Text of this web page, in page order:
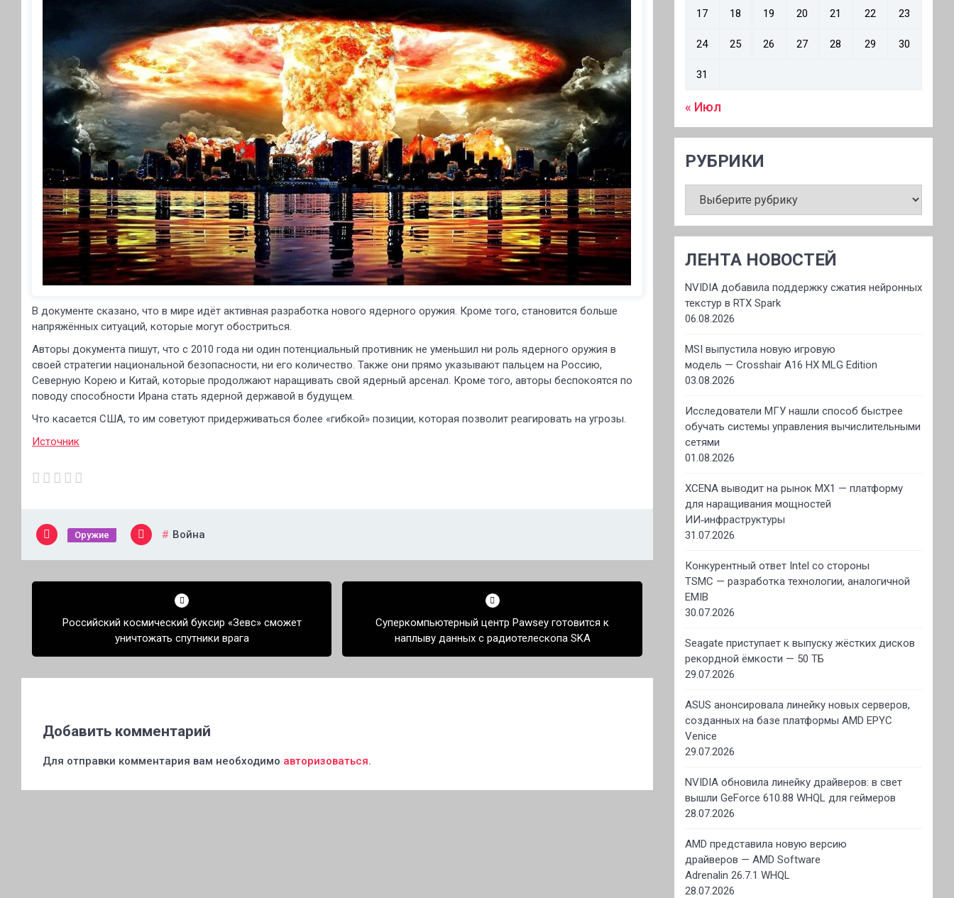
В документе сказано, что в мире идёт активная разработка нового ядерного оружия. Кроме того, становится больше
напряжённых ситуаций, которые могут обостриться.
Авторы документа пишут, что с 2010 года ни один потенциальный противник не уменьшил ни роль ядерного оружия в
своей стратегии национальной безопасности, ни его количество. Также они прямо указывают пальцем на Россию,
Северную Корею и Китай, которые продолжают наращивать свой ядерный арсенал. Кроме того, авторы беспокоятся по
поводу способности Ирана стать ядерной державой в будущем.
Что касается США, то им советуют придерживаться более «гибкой» позиции, которая позволит реагировать на угрозы.
Источник
Оружие Война
Навигация
записямРоссийский космический буксир «Зевс» сможет
уничтожать спутники врага
Суперкомпьютерный центр Pawsey готовится к
наплыву данных с радиотелескопа SKA
Добавить комментарий
Для отправки комментария вам необходимо авторизоваться.
17 18 19 20 21 22 23
24 25 26 27 28 29 30
31
« Июл
РУБРИКИ
ЛЕНТА НОВОСТЕЙ
NVIDIA добавила поддержку сжатия нейронных
текстур в RTX Spark
06.08.2026
MSI выпустила новую игровую
модель — Crosshair A16 HX MLG Edition
03.08.2026
Исследователи МГУ нашли способ быстрее
обучать системы управления вычислительными
сетями
01.08.2026
XCENA выводит на рынок MX1 — платформу
для наращивания мощностей
ИИ‑инфраструктуры
31.07.2026
Конкурентный ответ Intel со стороны
TSMC — разработка технологии, аналогичной
EMIB
30.07.2026
Seagate приступает к выпуску жёстких дисков
рекордной ёмкости — 50 ТБ
29.07.2026
ASUS анонсировала линейку новых серверов,
созданных на базе платформы AMD EPYC
Venice
29.07.2026
NVIDIA обновила линейку драйверов: в свет
вышли GeForce 610.88 WHQL для геймеров
28.07.2026
AMD представила новую версию
драйверов — AMD Software
Adrenalin 26.7.1 WHQL
28.07.2026